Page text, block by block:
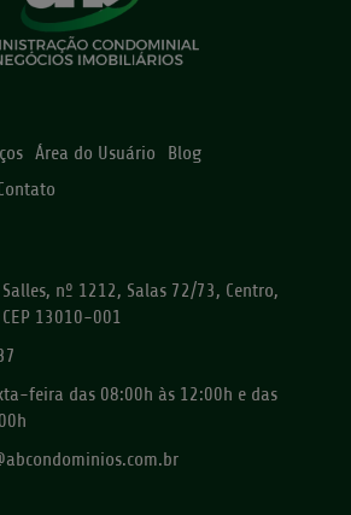
Área do Usuário
Blog
Salles, nº 1212, Salas 72/73, Centro,
13010-001
feira das 08:00h às 12:00h e das